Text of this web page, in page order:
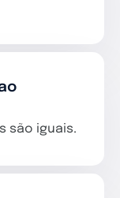
são iguais.